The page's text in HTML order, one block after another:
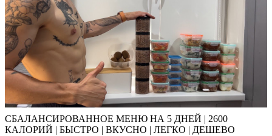
СБАЛАНСИРОВАННОЕ МЕНЮ НА 5 ДНЕЙ | 2600
КАЛОРИЙ | БЫСТРО | ВКУСНО | ЛЕГКО | ДЕШЕВО